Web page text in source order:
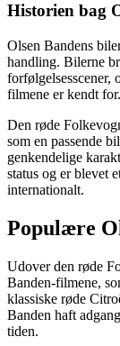
Historien bag
Olsen Bandens
handling. Bilerne
forfølgelsesscener,
filmene er kendt for.
Den røde
som en passende
genkendelige
status og er blevet
internationalt.
Populære
Udover den røde
Banden-filmene,
klassiske røde
Banden haft
tiden.